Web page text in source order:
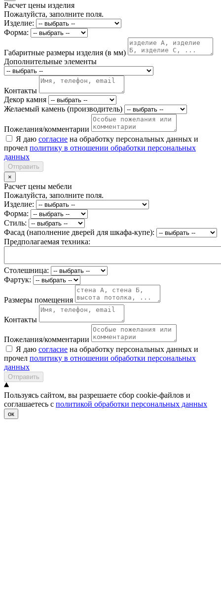
Расчет цены изделия
Пожалуйста, заполните поля.
Изделие:
Форма:
Габаритные размеры изделия (в мм)
Дополнительные элементы
Контакты
Декор камня
Желаемый камень (производитель)
Пожелания/комментарии
Я даю согласие на обработку персональных данных и
прочел политику в отношении обработки персональных
данных
Отправить
×
Расчет цены мебели
Пожалуйста, заполните поля.
Изделие:
Форма:
Стиль:
Фасад (наполнение дверей для шкафа-купе):
Предполагаемая техника:
Столешница:
Фартук:
Размеры помещения
Контакты
Пожелания/комментарии
Я даю согласие на обработку персональных данных и
прочел политику в отношении обработки персональных
данных
Отправить
Пользуясь сайтом, вы разрешаете сбор cookie-файлов и
соглашаетесь с политикой обработки персональных данных
ок